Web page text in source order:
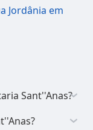
Jordânia em
Sant''Anas?